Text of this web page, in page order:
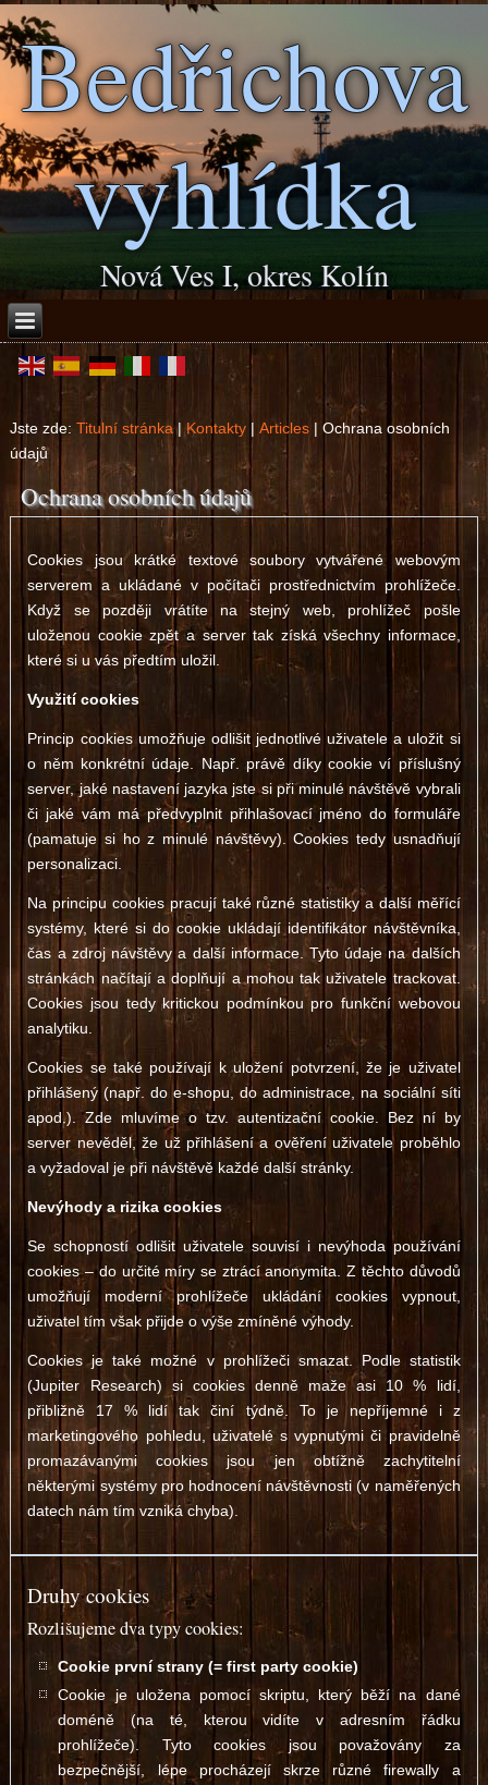
Bedřichova
vyhlídka
Nová Ves I, okres Kolín
Jste zde:Titulní stránka|Kontakty |Articles |Ochrana osobních
údajů
Ochrana osobních údajů
Cookies jsou krátké textové soubory vytvářené webovým
serverem a ukládané v počítači prostřednictvím prohlížeče.
Když se později vrátíte na stejný web, prohlížeč pošle
uloženou cookie zpět a server tak získá všechny informace,
které si u vás předtím uložil.
Využití cookies
Princip cookies umožňuje odlišit jednotlivé uživatele a uložit si
o něm konkrétní údaje. Např. právě díky cookie ví příslušný
server, jaké nastavení jazyka jste si při minulé návštěvě vybrali
či jaké vám má předvyplnit přihlašovací jméno do formuláře
(pamatuje si ho z minulé návštěvy). Cookies tedy usnadňují
personalizaci.
Na principu cookies pracují také různé statistiky a další měřící
systémy, které si do cookie ukládají identifikátor návštěvníka,
čas a zdroj návštěvy a další informace. Tyto údaje na dalších
stránkách načítají a doplňují a mohou tak uživatele trackovat.
Cookies jsou tedy kritickou podmínkou pro funkční webovou
analytiku.
Cookies se také používají k uložení potvrzení, že je uživatel
přihlášený (např. do e-shopu, do administrace, na sociální síti
apod.). Zde mluvíme o tzv. autentizační cookie. Bez ní by
server nevěděl, že už přihlášení a ověření uživatele proběhlo
a vyžadoval je při návštěvě každé další stránky.
Nevýhody a rizika cookies
Se schopností odlišit uživatele souvisí i nevýhoda používání
cookies – do určité míry se ztrácí anonymita. Z těchto důvodů
umožňují moderní prohlížeče ukládání cookies vypnout,
uživatel tím však přijde o výše zmíněné výhody.
Cookies je také možné v prohlížeči smazat. Podle statistik
(Jupiter Research) si cookies denně maže asi 10 % lidí,
přibližně 17 % lidí tak činí týdně. To je nepříjemné i z
marketingového pohledu, uživatelé s vypnutými či pravidelně
promazávanými cookies jsou jen obtížně zachytitelní
některými systémy pro hodnocení návštěvnosti (v naměřených
datech nám tím vzniká chyba).
Druhy cookies
Rozlišujeme dva typy cookies:
Cookie první strany (= first party cookie)
Cookie je uložena pomocí skriptu, který běží na dané
doméně (na té, kterou vidíte v adresním řádku
prohlížeče). Tyto cookies jsou považovány za
bezpečnější, lépe procházejí skrze různé firewally a